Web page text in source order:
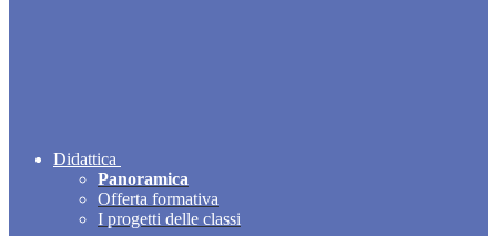
Didattica
Panoramica
Offerta formativa
I progetti delle classi